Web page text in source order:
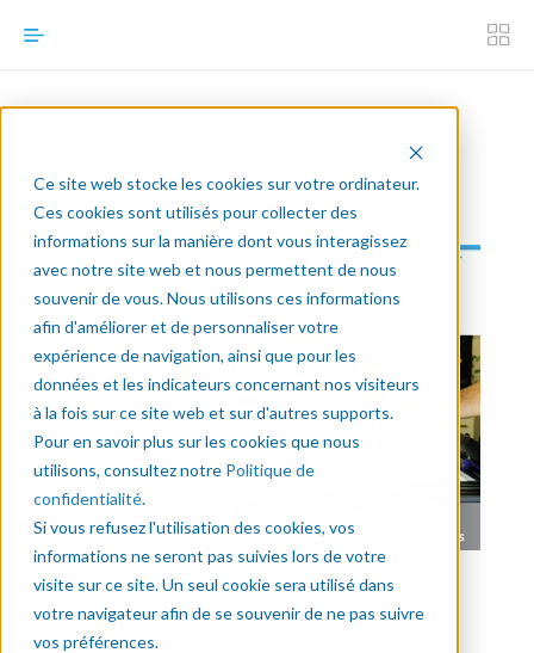
Ce site web stocke les cookies sur votre ordinateur.
Ces cookies sont utilisés pour collecter des
informations sur la manière dont vous interagissez
avec notre site web et nous permettent de nous
souvenir de vous. Nous utilisons ces informations
afin d'améliorer et de personnaliser votre
expérience de navigation, ainsi que pour les
données et les indicateurs concernant nos visiteurs
à la fois sur ce site web et sur d'autres supports.
Pour en savoir plus sur les cookies que nous
utilisons, consultez notre Politique de
confidentialité.
Si vous refusez l'utilisation des cookies, vos
informations ne seront pas suivies lors de votre
visite sur ce site. Un seul cookie sera utilisé dans
votre navigateur afin de se souvenir de ne pas suivre
vos préférences.
Rendement Clé Cobot
Vous voulez mesurer la
performance de vos
robots collaboratifs?
Ce eBook vous
montrera comment
utiliser des indicateurs
de rendement clé
spécifiques aux cobots
qui vous permettront
d'améliorer les
performances de
votre cellule robotisée
et de la ligne de
fabrication dans son ensemble.
Plus précisément, ce livre électronique couvre :